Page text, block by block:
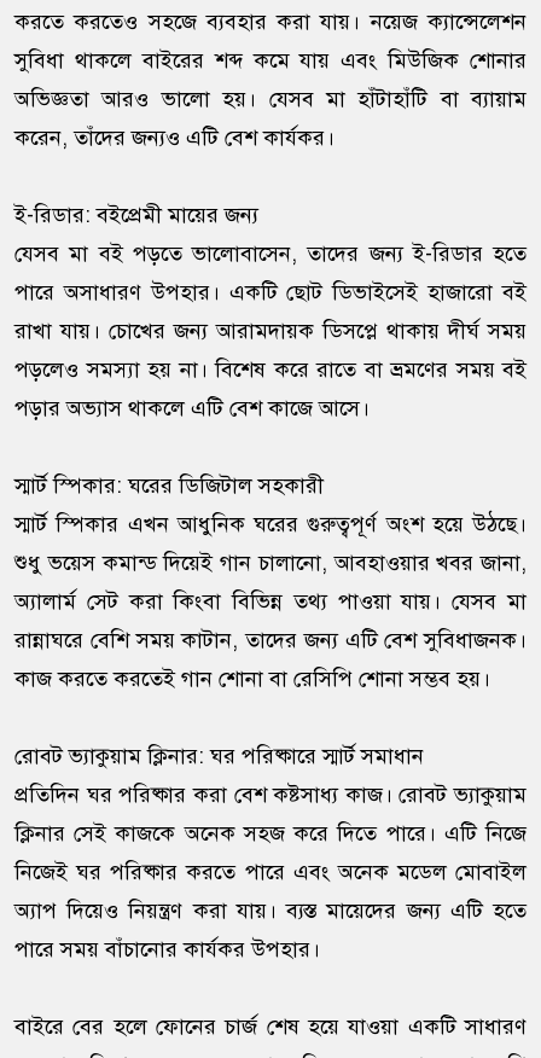
করতে করতেও সহজে ব্যবহার করা যায়। নয়েজ ক্যান্সেলেশন
সুবিধা থাকলে বাইরের শব্দ কমে যায় এবং মিউজিক শোনার
অভিজ্ঞতা আরও ভালো হয়। যেসব মা হাঁটাহাঁটি বা ব্যায়াম
করেন, তাঁদের জন্যও এটি বেশ কার্যকর।
ই-রিডার: বইপ্রেমী মায়ের জন্য
যেসব মা বই পড়তে ভালোবাসেন, তাদের জন্য ই-রিডার হতে
পারে অসাধারণ উপহার। একটি ছোট ডিভাইসেই হাজারো বই
রাখা যায়। চোখের জন্য আরামদায়ক ডিসপ্লে থাকায় দীর্ঘ সময়
পড়লেও সমস্যা হয় না। বিশেষ করে রাতে বা ভ্রমণের সময় বই
পড়ার অভ্যাস থাকলে এটি বেশ কাজে আসে।
স্মার্ট স্পিকার: ঘরের ডিজিটাল সহকারী
স্মার্ট স্পিকার এখন আধুনিক ঘরের গুরুত্বপূর্ণ অংশ হয়ে উঠছে।
শুধু ভয়েস কমান্ড দিয়েই গান চালানো, আবহাওয়ার খবর জানা,
অ্যালার্ম সেট করা কিংবা বিভিন্ন তথ্য পাওয়া যায়। যেসব মা
রান্নাঘরে বেশি সময় কাটান, তাদের জন্য এটি বেশ সুবিধাজনক।
কাজ করতে করতেই গান শোনা বা রেসিপি শোনা সম্ভব হয়।
রোবট ভ্যাকুয়াম ক্লিনার: ঘর পরিষ্কারে স্মার্ট সমাধান
প্রতিদিন ঘর পরিষ্কার করা বেশ কষ্টসাধ্য কাজ। রোবট ভ্যাকুয়াম
ক্লিনার সেই কাজকে অনেক সহজ করে দিতে পারে। এটি নিজে
নিজেই ঘর পরিষ্কার করতে পারে এবং অনেক মডেল মোবাইল
অ্যাপ দিয়েও নিয়ন্ত্রণ করা যায়। ব্যস্ত মায়েদের জন্য এটি হতে
পারে সময় বাঁচানোর কার্যকর উপহার।
বাইরে বের হলে ফোনের চার্জ শেষ হয়ে যাওয়া একটি সাধারণ